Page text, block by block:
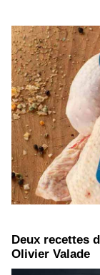
Deux recettes
Olivier Valade